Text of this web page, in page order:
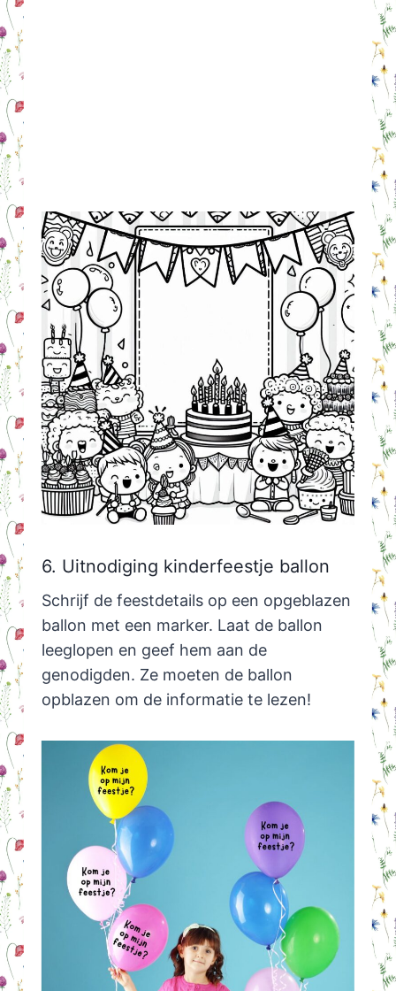
6. Uitnodiging kinderfeestje ballon
Schrijf de feestdetails op een opgeblazen
ballon met een marker. Laat de ballon
leeglopen en geef hem aan de
genodigden. Ze moeten de ballon
opblazen om de informatie te lezen!